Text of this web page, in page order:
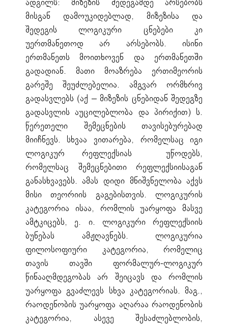
ადგილს: მიზეზის შედეგამდე არსებობს
მისგან დამოუკიდებლად, მიზეზისა და
შედეგის ლოგიკური ცნებები კი
უერთმანეთოდ არ არსებობს. ისინი
ერთმანეთს მოითხოვენ და ერთმანეთში
გადადიან. მათი მოაზრება ერთიმეორის
გარეშე შეუძლებელია. ამგვარ ორმხრივ
გადასვლებს (აქ – მიზეზის ცნებიდან შედეგზე
გადასვლის აუცილებლობა და პირიქით) ს.
წერეთელი შემეცნების თავისებურებად
მიიჩნევს. სხვაა ვითარება, რომელსაც იგი
ლოგიკურ რეფლექსიას უწოდებს,
რომელსაც შემეცნებითი რეფლექსიისაგან
განასხვავებს. ამას დიდი მნიშვნელობა აქვს
მისი თეორიის გაგებისთვის. ლოგიკურის
კატეგორია ისაა, რომლის უარყოფა მასვე
ამტკიცებს, ე. ი. ლოგიკური რეფლექსიის
ბუნებას ამჟღავნებს. ლოგიკურია
ფილოსოფიური კატეგორია, რომელიც
თავის თავში ფორმალურ-ლოგიკურ
წინააღმდეგობას არ შეიცავს და რომლის
უარყოფა გვაძლევს სხვა კატეგორიას. მაგ.,
რაოდენობის უარყოფა აღარაა რაოდენობის
კატეგორია, ასევე შესაძლებლობის,